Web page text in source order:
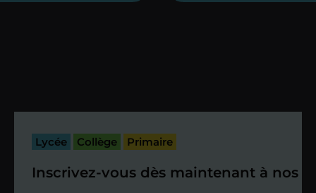
passé.
Étape 4
Lycée Collège Primaire
Inscrivez-vous dès maintenant à nos